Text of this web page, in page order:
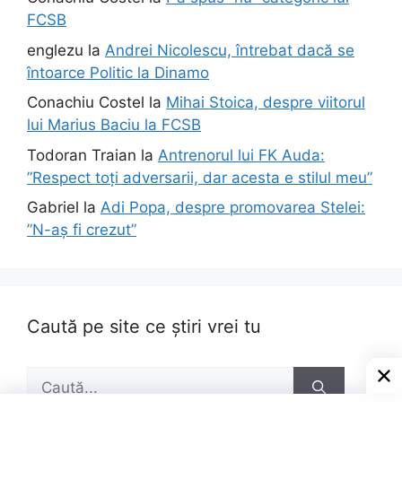
FCSB
englezu la Andrei Nicolescu, întrebat dacă se
întoarce Politic la Dinamo
Conachiu Costel la Mihai Stoica, despre viitorul
lui Marius Baciu la FCSB
Todoran Traian la Antrenorul lui FK Auda:
”Respect toți adversarii, dar acesta e stilul meu”
Gabriel la Adi Popa, despre promovarea Stelei:
”N-aș fi crezut”
Caută pe site ce știri vrei tu
Caută
după: